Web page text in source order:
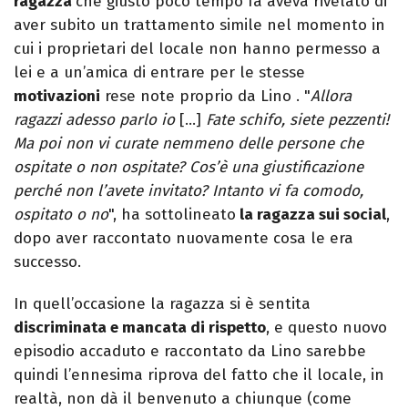
aver subito un trattamento simile nel momento in
cui i proprietari del locale non hanno permesso a
lei e a un’amica di entrare per le stesse
motivazioni rese note proprio da Lino . "Allora
ragazzi adesso parlo io[…] Fate schifo, siete pezzenti!
Ma poi non vi curate nemmeno delle persone che
ospitate o non ospitate? Cos’è una giustificazione
perché non l’avete invitato? Intanto vi fa comodo,
ospitato o no", ha sottolineato la ragazza sui social,
dopo aver raccontato nuovamente cosa le era
successo.
In quell’occasione la ragazza si è sentita
discriminata e mancata di rispetto, e questo nuovo
episodio accaduto e raccontato da Lino sarebbe
quindi l’ennesima riprova del fatto che il locale, in
realtà, non dà il benvenuto a chiunque (come